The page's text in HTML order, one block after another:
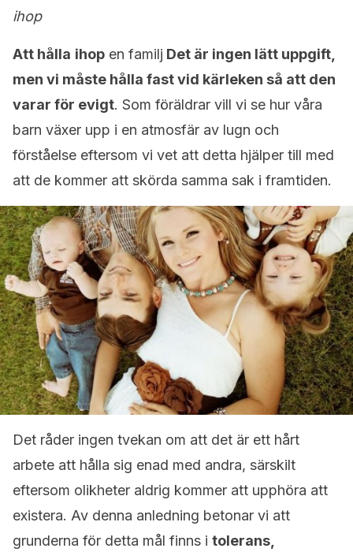
ihop
Att hålla ihop en familj Det är ingen lätt uppgift,
men vi måste hålla fast vid kärleken så att den
varar för evigt. Som föräldrar vill vi se hur våra
barn växer upp i en atmosfär av lugn och
förståelse eftersom vi vet att detta hjälper till med
att de kommer att skörda samma sak i framtiden.
Det råder ingen tvekan om att det är ett hårt
arbete att hålla sig enad med andra, särskilt
eftersom olikheter aldrig kommer att upphöra att
existera. Av denna anledning betonar vi att
grunderna för detta mål finns i tolerans,